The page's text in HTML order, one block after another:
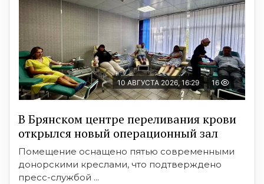
10 АВГУСТА 2026, 16:29 16
В Брянском центре переливания крови
открылся новый операционный зал
Помещение оснащено пятью современными
донорскими креслами, что подтверждено
пресс-службой ...